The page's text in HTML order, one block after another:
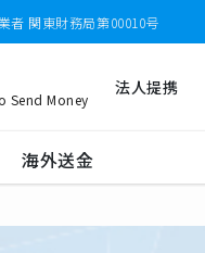
者 関東財務局第00010号
Send Money
法人提携
海外送金